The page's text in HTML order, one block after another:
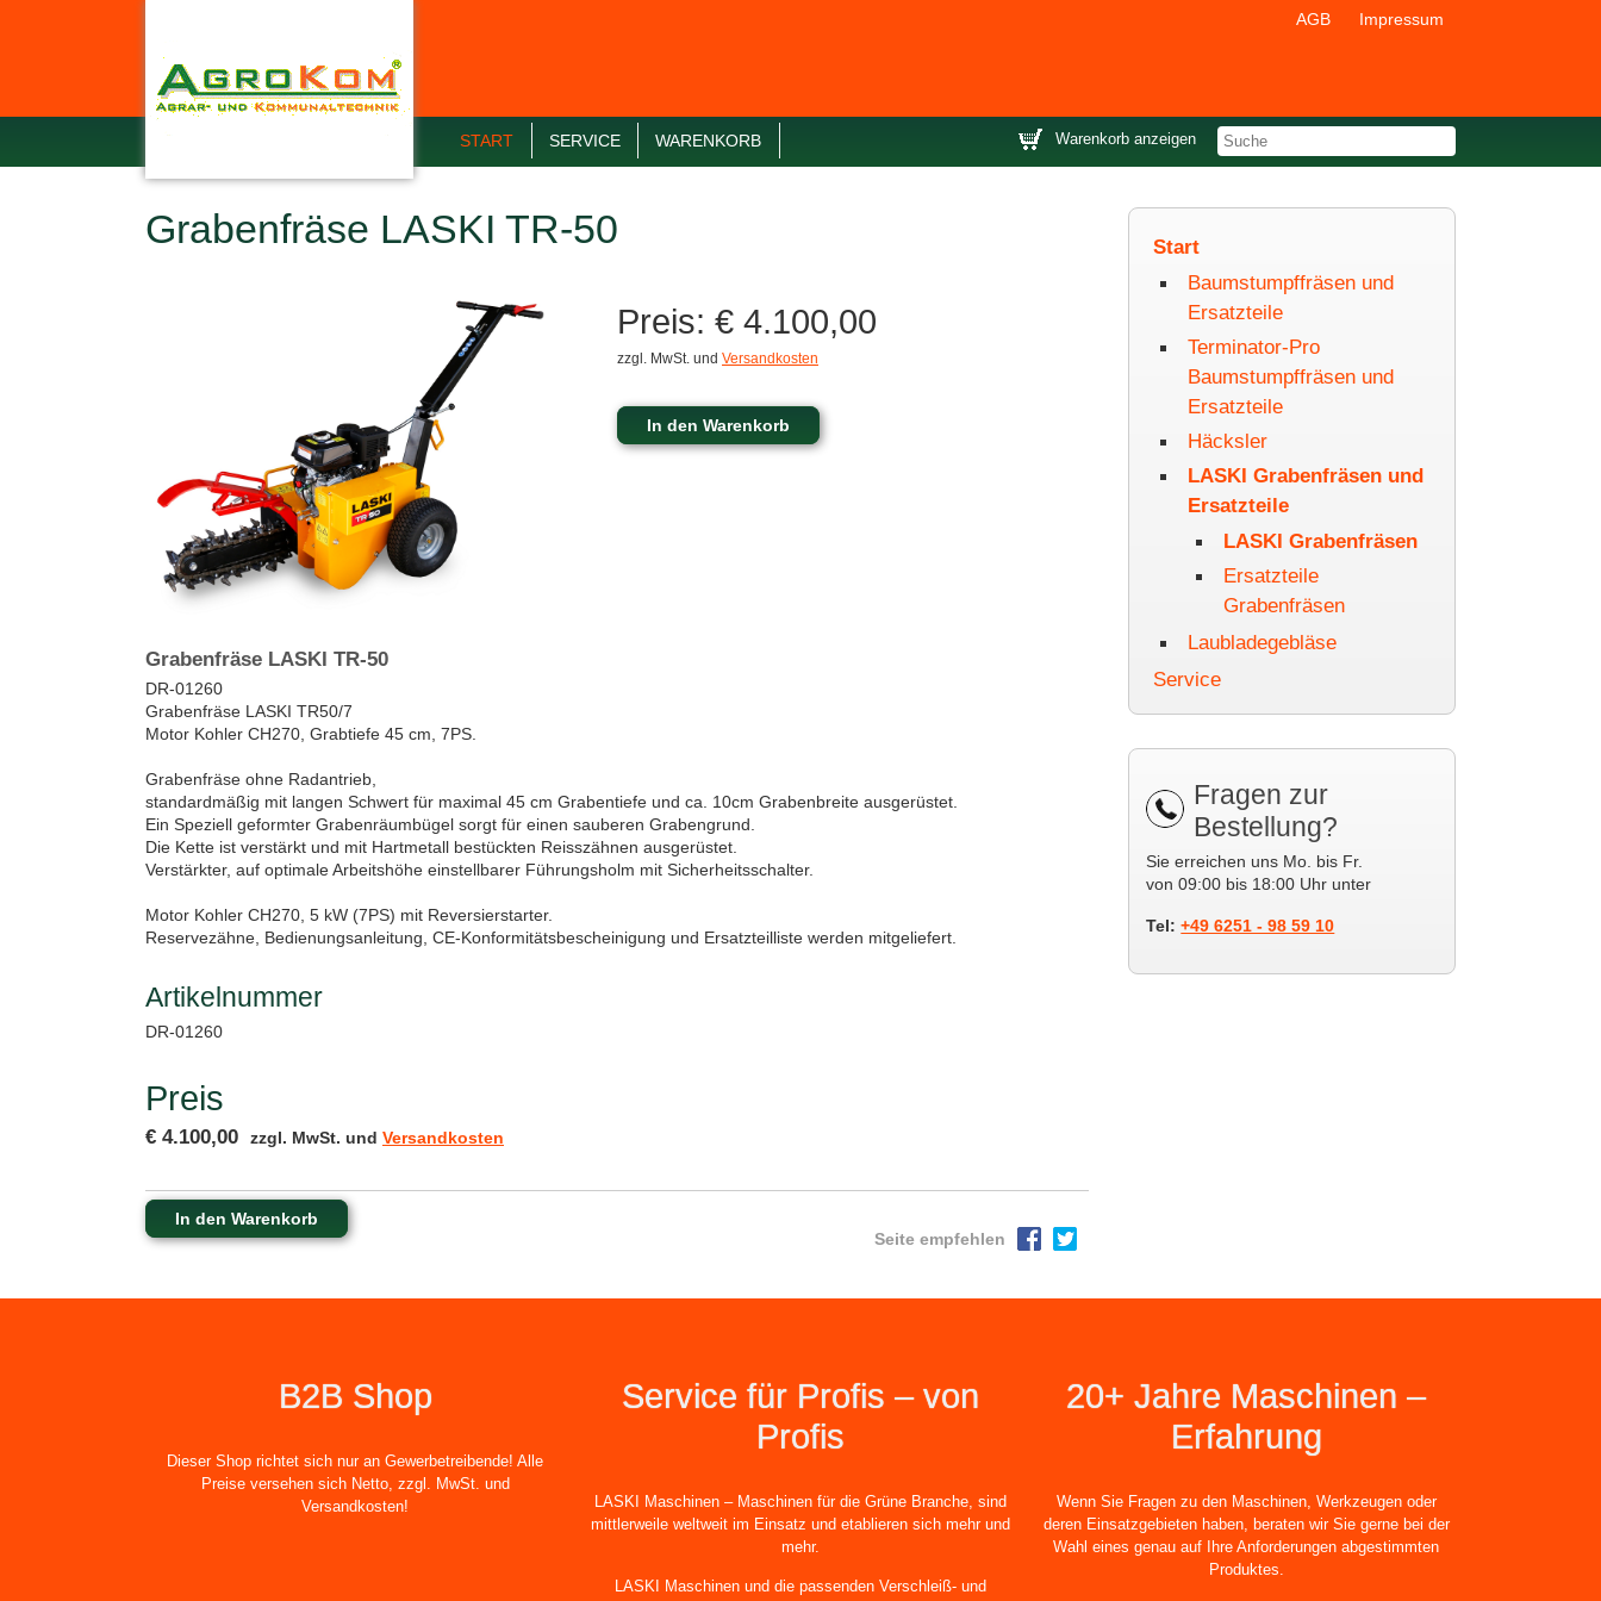
AGB Impressum
START SERVICE WARENKORB Warenkorb anzeigen
Grabenfräse LASKI TR-50
Preis: € 4.100,00
zzgl. MwSt. und Versandkosten
In den Warenkorb
Grabenfräse LASKI TR-50
DR-01260
Grabenfräse LASKI TR50/7
Motor Kohler CH270, Grabtiefe 45 cm, 7PS.
Grabenfräse ohne Radantrieb,
standardmäßig mit langen Schwert für maximal 45 cm Grabentiefe und ca. 10cm Grabenbreite ausgerüstet.
Ein Speziell geformter Grabenräumbügel sorgt für einen sauberen Grabengrund.
Die Kette ist verstärkt und mit Hartmetall bestückten Reisszähnen ausgerüstet.
Verstärkter, auf optimale Arbeitshöhe einstellbarer Führungsholm mit Sicherheitsschalter.
Motor Kohler CH270, 5 kW (7PS) mit Reversierstarter.
Reservezähne, Bedienungsanleitung, CE-Konformitätsbescheinigung und Ersatzteilliste werden mitgeliefert.
Artikelnummer
DR-01260
Preis
€ 4.100,00 zzgl. MwSt. und Versandkosten
Seite empfehlen
In den Warenkorb
Start
Baumstumpffräsen und
Ersatzteile
Terminator-Pro
Baumstumpffräsen und
Ersatzteile
Häcksler
LASKI Grabenfräsen und
Ersatzteile
LASKI Grabenfräsen
Ersatzteile
Grabenfräsen
Laubladegebläse
Service
Fragen zur
Bestellung?
Sie erreichen uns Mo. bis Fr.
von 09:00 bis 18:00 Uhr unter
Tel:+49 6251 - 98 59 10
B2B Shop
Dieser Shop richtet sich nur an Gewerbetreibende! Alle
Preise versehen sich Netto, zzgl. MwSt. und
Versandkosten!
Service für Profis – von
Profis
LASKI Maschinen – Maschinen für die Grüne Branche, sind
mittlerweile weltweit im Einsatz und etablieren sich mehr und
mehr.
LASKI Maschinen und die passenden Verschleiß- und
20+ Jahre Maschinen –
Erfahrung
Wenn Sie Fragen zu den Maschinen, Werkzeugen oder
deren Einsatzgebieten haben, beraten wir Sie gerne bei der
Wahl eines genau auf Ihre Anforderungen abgestimmten
Produktes.